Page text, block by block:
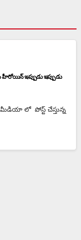
ఇప్పుడు ఇప్పుడు
మీడియా లో పోస్ట్ చేస్తున్న